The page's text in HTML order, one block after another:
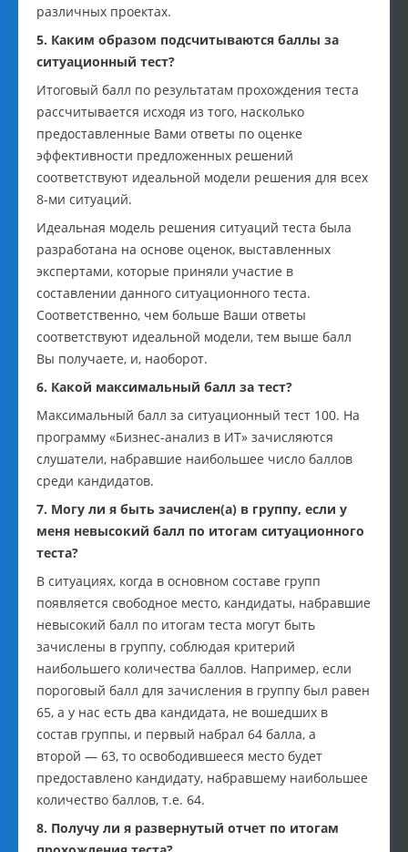
различных проектах.
5. Каким образом подсчитываются баллы за
ситуационный тест?
Итоговый балл по результатам прохождения теста
рассчитывается исходя из того, насколько
предоставленные Вами ответы по оценке
эффективности предложенных решений
соответствуют идеальной модели решения для всех
8-ми ситуаций.
Идеальная модель решения ситуаций теста была
разработана на основе оценок, выставленных
экспертами, которые приняли участие в
составлении данного ситуационного теста.
Соответственно, чем больше Ваши ответы
соответствуют идеальной модели, тем выше балл
Вы получаете, и, наоборот.
6. Какой максимальный балл за тест?
Максимальный балл за ситуационный тест 100. На
программу «Бизнес-анализ в ИТ» зачисляются
слушатели, набравшие наибольшее число баллов
среди кандидатов.
7. Могу ли я быть зачислен(а) в группу, если у
меня невысокий балл по итогам ситуационного
теста?
В ситуациях, когда в основном составе групп
появляется свободное место, кандидаты, набравшие
невысокий балл по итогам теста могут быть
зачислены в группу, соблюдая критерий
наибольшего количества баллов. Например, если
пороговый балл для зачисления в группу был равен
65, а у нас есть два кандидата, не вошедших в
состав группы, и первый набрал 64 балла, а
второй — 63, то освободившееся место будет
предоставлено кандидату, набравшему наибольшее
количество баллов, т.е. 64.
8. Получу ли я развернутый отчет по итогам